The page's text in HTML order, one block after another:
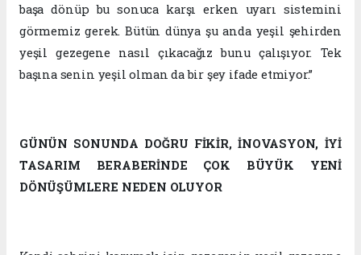
başa dönüp bu sonuca karşı erken uyarı sistemini
görmemiz gerek. Bütün dünya şu anda yeşil şehirden
yeşil gezegene nasıl çıkacağız bunu çalışıyor. Tek
başına senin yeşil olman da bir şey ifade etmiyor.”
GÜNÜN SONUNDA DOĞRU FİKİR, İNOVASYON, İYİ
TASARIM BERABERİNDE ÇOK BÜYÜK YENİ
DÖNÜŞÜMLERE NEDEN OLUYOR